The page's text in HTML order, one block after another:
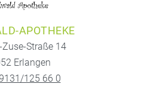
APOTHEKE
Straße 14
Erlangen
125 66 0